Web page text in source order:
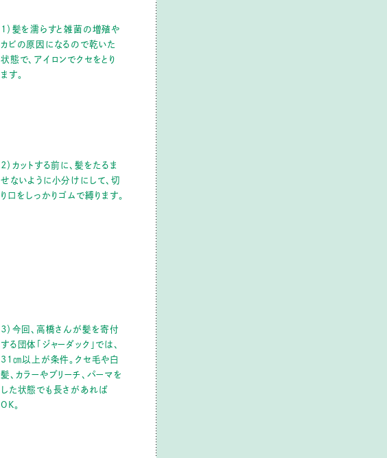
１）髪を濡らすと雑菌の増殖や
カビの原因になるので乾いた
状態で、アイロンでクセをとり
ます。
２）カットする前に、髪をたるま
せないように小分けにして、切
り口をしっかりゴムで縛ります。
３）今回、高橋さんが髪を寄付
する団体「ジャーダック」では、
31㎝以上が条件。クセ毛や白
髪、カラーやブリーチ、パーマを
した状態でも長さがあれば
OK。